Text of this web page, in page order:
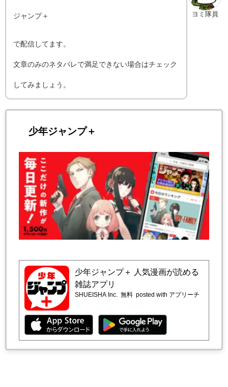
ヨミ隊員
ジャンプ＋
で配信してます。
文章のみのネタバレで満足できない場合はチェック
してみましょう。
少年ジャンプ＋
少年ジャンプ＋ 人気漫画が読める
雑誌アプリ
SHUEISHA Inc. 無料 posted with アプリーチ